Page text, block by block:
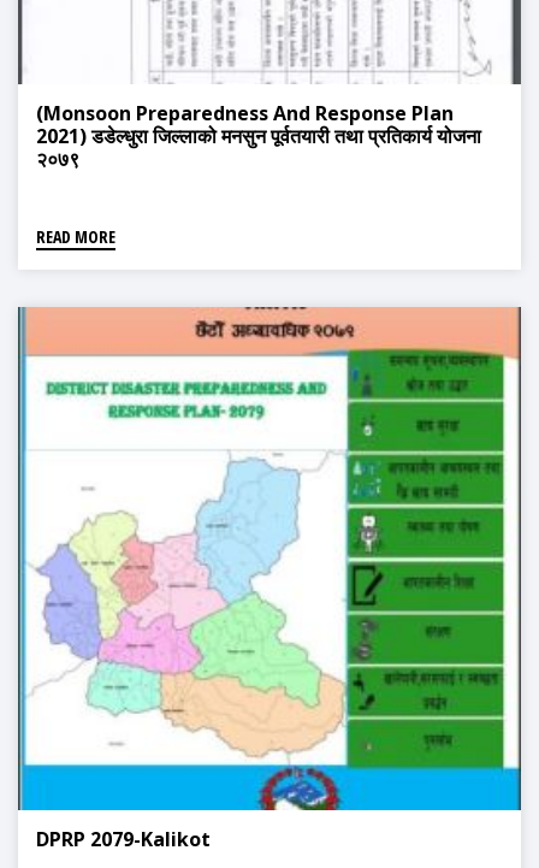
(Monsoon Preparedness And Response Plan
2021) डडेल्धुरा जिल्लाको मनसुन पूर्वतयारी तथा प्रतिकार्य योजना
२०७९
READ MORE
DPRP 2079-Kalikot